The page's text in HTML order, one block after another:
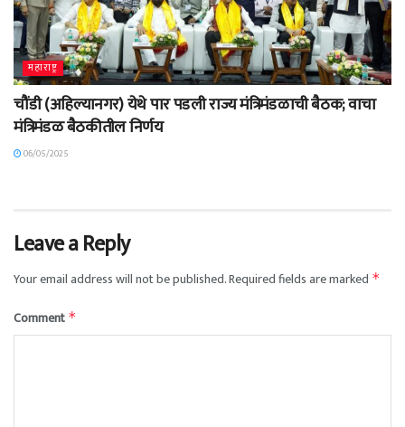
महाराष्ट्र
चौंडी (अहिल्यानगर) येथे पार पडली राज्य मंत्रिमंडळाची बैठक; वाचा
मंत्रिमंडळ बैठकीतील निर्णय
06/05/2025
Leave a Reply
Your email address will not be published.Required fields are marked *
Comment *